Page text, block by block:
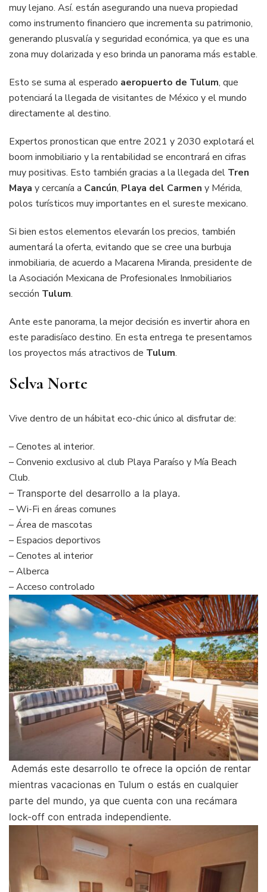
muy lejano. Así. están asegurando una nueva propiedad
como instrumento financiero que incrementa su patrimonio,
generando plusvalía y seguridad económica, ya que es una
zona muy dolarizada y eso brinda un panorama más estable.
Esto se suma al esperado aeropuerto de Tulum, que
potenciará la llegada de visitantes de México y el mundo
directamente al destino.
Expertos pronostican que entre 2021 y 2030 explotará el
boom inmobiliario y la rentabilidad se encontrará en cifras
muy positivas. Esto también gracias a la llegada del Tren
Maya y cercanía a Cancún, Playa del Carmen y Mérida,
polos turísticos muy importantes en el sureste mexicano.
Si bien estos elementos elevarán los precios, también
aumentará la oferta, evitando que se cree una burbuja
inmobiliaria, de acuerdo a Macarena Miranda, presidente de
la Asociación Mexicana de Profesionales Inmobiliarios
sección Tulum.
Ante este panorama, la mejor decisión es invertir ahora en
este paradisíaco destino. En esta entrega te presentamos
los proyectos más atractivos de Tulum.
Selva Norte
Vive dentro de un hábitat eco-chic único al disfrutar de:
–Cenotes al interior.
–Convenio exclusivo al club Playa Paraíso y Mía Beach
Club.
– Transporte del desarrollo a la playa.
– Wi-Fi en áreas comunes
– Área de mascotas
– Espacios deportivos
– Cenotes al interior
– Alberca
– Acceso controlado
Además este desarrollo te ofrece la opción de rentar
mientras vacacionas en Tulum o estás en cualquier
parte del mundo, ya que cuenta con una recámara
lock-off con entrada independiente.